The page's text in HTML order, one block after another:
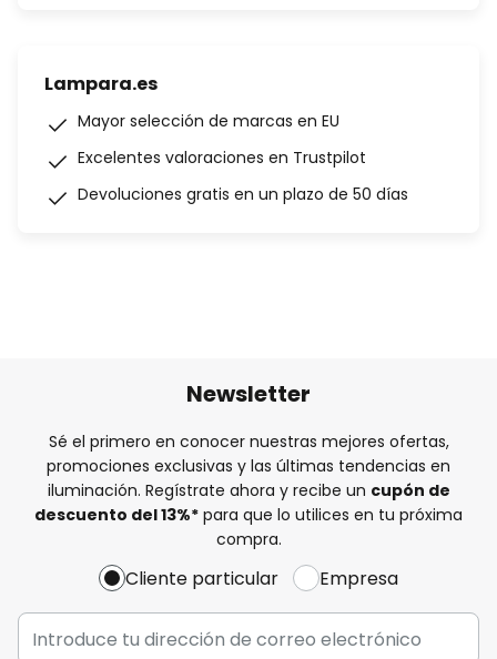
Lampara.es
Mayor selección de marcas en EU
Excelentes valoraciones en Trustpilot
Devoluciones gratis en un plazo de 50 días
Newsletter
Sé el primero en conocer nuestras mejores ofertas,
promociones exclusivas y las últimas tendencias en
iluminación. Regístrate ahora y recibe un cupón de
descuento del13%* para que lo utilices en tu próxima
compra.
Cliente particular Empresa